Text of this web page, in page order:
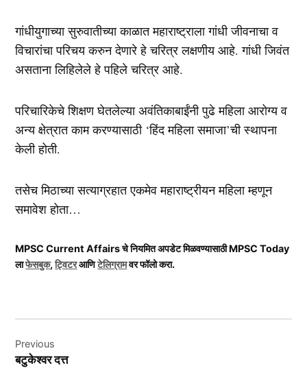
गांधीयुगाच्या सुरुवातीच्या काळात महाराष्ट्राला गांधी जीवनाचा व
विचारांचा परिचय करुन देणारे हे चरित्र लक्षणीय आहे. गांधी जिवंत
असताना लिहिलेले हे पहिले चरित्र आहे.
परिचारिकेचे शिक्षण घेतलेल्या अवंतिकाबाईंनी पुढे महिला आरोग्य व
अन्य क्षेत्रात काम करण्यासाठी ‘हिंद महिला समाजा’ची स्थापना
केली होती.
तसेच मिठाच्या सत्याग्रहात एकमेव महाराष्ट्रीयन महिला म्हणून
समावेश होता…
MPSC Current Affairs चे नियमित अपडेट मिळवण्यासाठी MPSC Today
लाफेसबुक,ट्विटरआणिटेलिग्रामवर फॉलो करा.
navigation
Previous
बटुकेश्वर दत्त